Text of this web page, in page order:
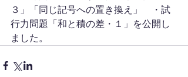
３」「同じ記号への置き換え」　・試
行力問題「和と積の差・１」を公開し
ました。